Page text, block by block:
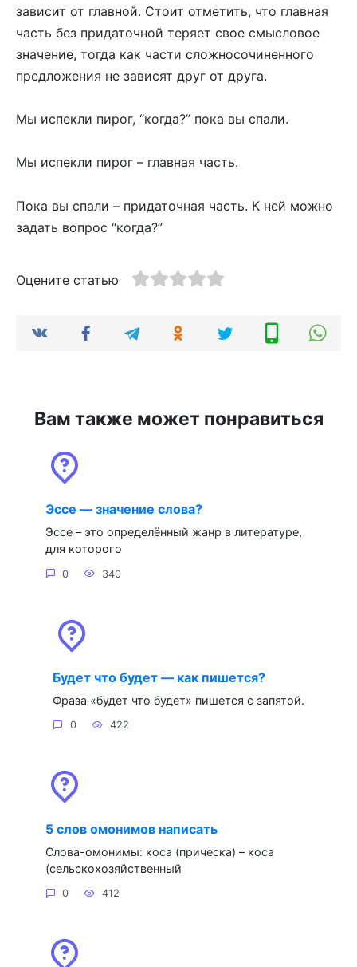
зависит от главной. Стоит отметить, что главная
часть без придаточной теряет свое смысловое
значение, тогда как части сложносочиненного
предложения не зависят друг от друга.
Мы испекли пирог, “когда?” пока вы спали.
Мы испекли пирог – главная часть.
Пока вы спали – придаточная часть. К ней можно
задать вопрос “когда?”
Оцените статью
Вам также может понравиться
Эссе — значение слова?
Эссе – это определённый жанр в литературе,
для которого
0 340
Будет что будет — как пишется?
Фраза «будет что будет» пишется с запятой.
0 422
5 слов омонимов написать
Слова-омонимы: коса (прическа) – коса
(сельскохозяйственный
0 412